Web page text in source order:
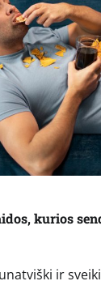
kurios
ir